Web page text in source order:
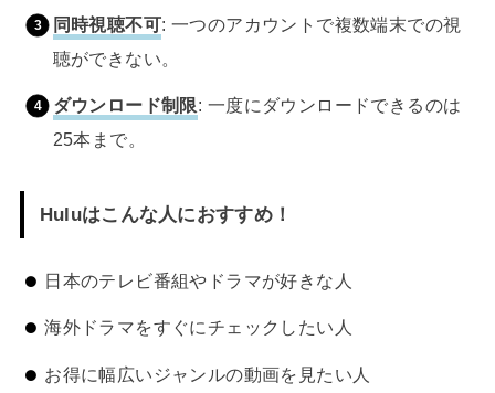
同時視聴不可: 一つのアカウントで複数端末での視
聴ができない。
ダウンロード制限: 一度にダウンロードできるのは
25本まで。
Huluはこんな人におすすめ！
日本のテレビ番組やドラマが好きな人
海外ドラマをすぐにチェックしたい人
お得に幅広いジャンルの動画を見たい人